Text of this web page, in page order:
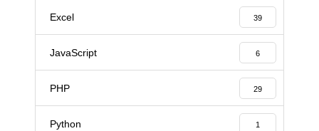
Excel 39
JavaScript 6
PHP 29
Python 1